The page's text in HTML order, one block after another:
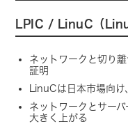
LPIC / LinuC（
ネットワークと切り
証明
LinuCは日本市場向
ネットワークとサー
大きく上がる